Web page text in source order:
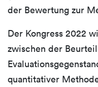
der Bewertung zur
Der Kongress 2022
zwischen der
quantitativer